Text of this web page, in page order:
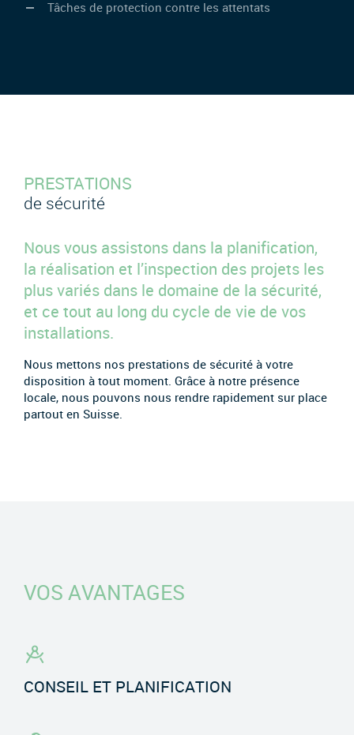
Tâches de protection contre les attentats
PRESTATIONS
de sécurité
Nous vous assistons dans la planification,
la réalisation et l’inspection des projets les
plus variés dans le domaine de la sécurité,
et ce tout au long du cycle de vie de vos
installations.
Nous mettons nos prestations de sécurité à votre
disposition à tout moment. Grâce à notre présence
locale, nous pouvons nous rendre rapidement sur place
partout en Suisse.
VOS AVANTAGES
CONSEIL ET PLANIFICATION